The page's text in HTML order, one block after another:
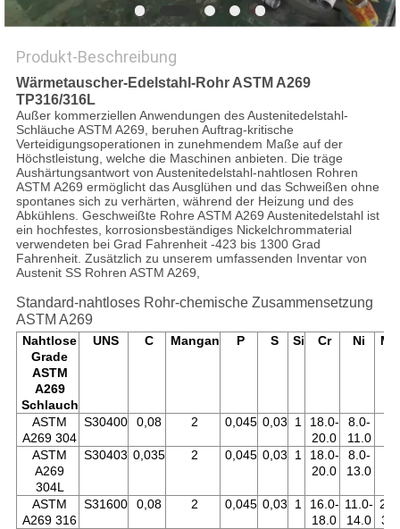
Produkt-Beschreibung
Wärmetauscher-Edelstahl-Rohr ASTM A269
TP316/316L
Außer kommerziellen Anwendungen des Austenitedelstahl-
Schläuche ASTM A269, beruhen Auftrag-kritische
Verteidigungsoperationen in zunehmendem Maße auf der
Höchstleistung, welche die Maschinen anbieten. Die träge
Aushärtungsantwort von Austenitedelstahl-nahtlosen Rohren
ASTM A269 ermöglicht das Ausglühen und das Schweißen ohne
spontanes sich zu verhärten, während der Heizung und des
Abkühlens. Geschweißte Rohre ASTM A269 Austenitedelstahl ist
ein hochfestes, korrosionsbeständiges Nickelchrommaterial
verwendeten bei Grad Fahrenheit -423 bis 1300 Grad
Fahrenheit. Zusätzlich zu unserem umfassenden Inventar von
Austenit SS Rohren ASTM A269,
Standard-nahtloses Rohr-chemische Zusammensetzung
ASTM A269
Nahtlose
Grade
ASTM
A269
Schlauch
UNS C Mangan P S Si Cr Ni MO
ASTM
A269 304
S30400 0,08 2 0,045 0,03 1
18.0-
20.0
8.0-
11.0
ASTM
A269
304L
S30403 0,035 2 0,045 0,03 1
18.0-
20.0
8.0-
13.0
ASTM
A269 316
S31600 0,08 2 0,045 0,03 1
16.0-
18.0
11.0-
14.0
3.0